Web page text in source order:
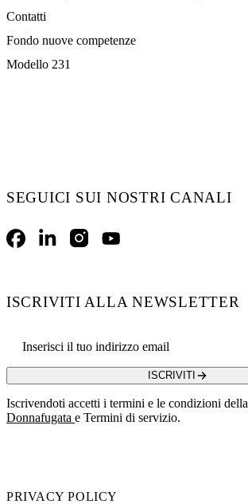
Contatti
Fondo nuove competenze
Modello 231
SEGUICI SUI NOSTRI CANALI
FacebookLinkedInInstagramYouTube
ISCRIVITI ALLA NEWSLETTER
ISCRIVITI
Iscrivendoti accetti i termini e le condizioni della
Donnafugata e Termini di servizio.
PRIVACY POLICY